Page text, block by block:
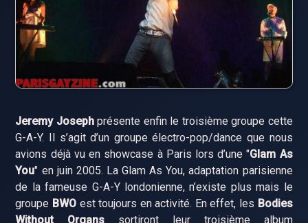
Jeremy Josephprésente enfin le troisième groupe cette
G-A-Y. Il s’agit d’un groupe électro-pop/dance que nous
avions déjà vu en showcase à Paris lors d’une "Glam As
You" en juin 2005. La Glam As You, adaptation parisienne
de la fameuse G-A-Y londonienne, n’existe plus mais le
groupe BWOest toujours en activité. En effet, les Bodies
Without Organs sortiront leur troisième album